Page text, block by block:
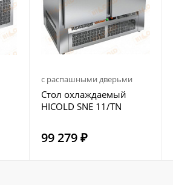
с распашными дверьми
Стол охлаждаемый
HICOLD SNE 11/TN
99 279 ₽